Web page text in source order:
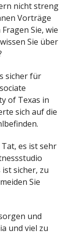
nicht streng
Vorträge
Sie, wie
Sie über
sicher für
of Texas in
sich auf die
es ist sehr
sicher, zu
Sie
und
und viel zu